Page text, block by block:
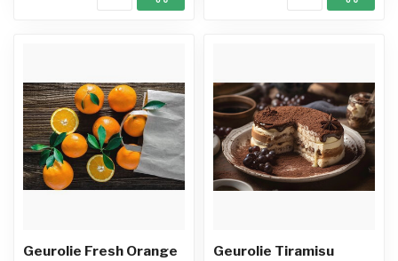
Geurolie Fresh Orange Geurolie Tiramisu